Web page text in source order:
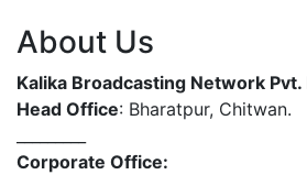
About Us
Kalika Broadcasting Network Pvt.
Head Office: Bharatpur, Chitwan.
Corporate Office: